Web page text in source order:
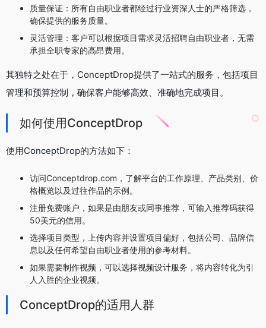
质量保证：所有自由职业者都经过行业资深人士的严格筛选，
确保提供的服务质量。
灵活管理：客户可以根据项目需求灵活招聘自由职业者，无需
承担全职专家的高昂费用。
其独特之处在于，ConceptDrop提供了一站式的服务，包括项目
管理和预算控制，确保客户能够高效、准确地完成项目。
如何使用ConceptDrop
使用ConceptDrop的方法如下：
访问Conceptdrop.com，了解平台的工作原理、产品类别、价
格概览以及过往作品的示例。
注册免费账户，如果是由朋友或同事推荐，可输入推荐码获得
50美元的信用。
选择项目类型，上传内容并设置项目偏好，包括公司、品牌信
息以及任何希望自由职业者使用的参考材料。
如果需要制作视频，可以选择视频设计服务，将内容转化为引
人入胜的企业视频。
ConceptDrop的适用人群